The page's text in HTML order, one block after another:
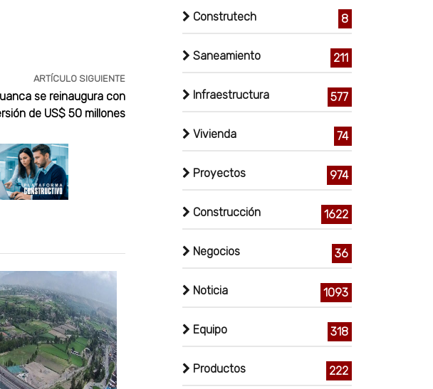
ARTÍCULO SIGUIENTE
se reinaugura con
de US$ 50 millones
Construtech 8
Saneamiento 211
Infraestructura 577
Vivienda 74
Proyectos 974
Construcción 1622
Negocios 36
Noticia 1093
Equipo 318
Productos 222